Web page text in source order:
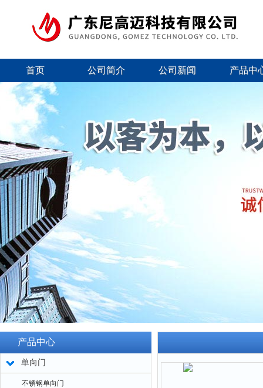
首页 公司简介 公司新闻 产品中
产品中心
单向门
不锈钢单向门